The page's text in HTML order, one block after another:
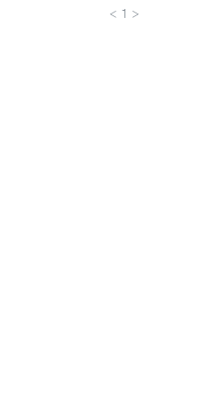
< 1 >